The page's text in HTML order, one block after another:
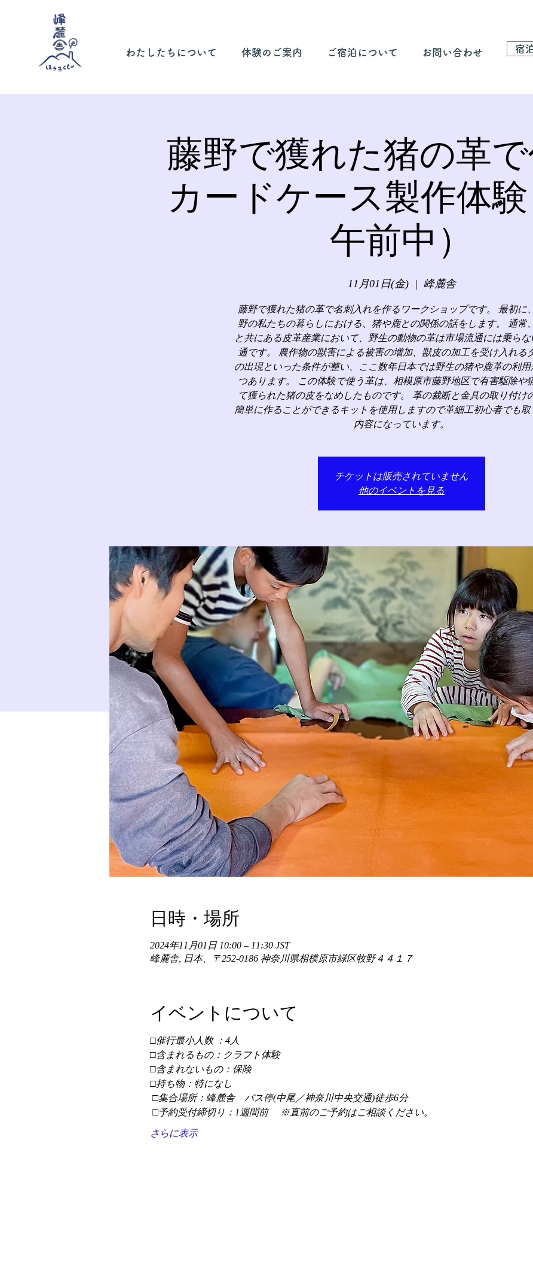
わたしたちについて 体験のご案内 ご宿泊について お問い合わせ 宿
藤野で獲れた猪の革で
カードケース製作体験
午前中）
11月01日(金)
  |
峰麓舎
藤野で獲れた猪の革で名刺入れを作るワークショップです。 最初に
野の私たちの暮らしにおける、猪や鹿との関係の話をします。 通常
と共にある皮革産業において、野生の動物の革は市場流通には乗ら
通です。 農作物の獣害による被害の増加、獣皮の加工を受け入れる
の出現といった条件が整い、ここ数年日本では野生の猪や鹿革の利
つあります。 この体験で使う革は、相模原市藤野地区で有害駆除や
て獲られた猪の皮をなめしたものです。 革の裁断と金具の取り付け
簡単に作ることができるキットを使用しますので革細工初心者でも取
内容になっています。
チケットは販売されていません
他のイベントを見る
日時・場所
2024年11月01日 10:00 – 11:30 JST
峰麓舎, 日本、〒252-0186 神奈川県相模原市緑区牧野４４１７
イベントについて
□催行最小人数 ：4人
□含まれるもの：クラフト体験
□含まれないもの：保険
□持ち物：特になし
□集合場所：峰麓舎　バス停(中尾／神奈川中央交通)徒歩6分
□予約受付締切り：1週間前 　※直前のご予約はご相談ください。
さらに表示